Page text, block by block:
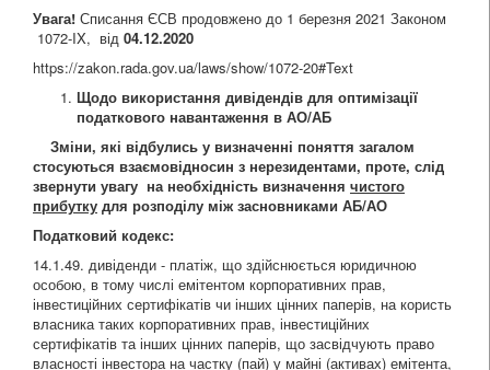
Увага! Списання ЄСВ продовжено до 1 березня 2021 Законом
1072-IX, від 04.12.2020
https://zakon.rada.gov.ua/laws/show/1072-20#Text
Щодо використання дивідендів для оптимізації
податкового навантаження в АО/АБ
Зміни, які відбулись у визначенні поняття загалом
стосуються взаємовідносин з нерезидентами, проте, слід
звернути увагу на необхідність визначення чистого
прибутку для розподілу між засновниками АБ/АО
Податковий кодекс:
14.1.49. дивіденди - платіж, що здійснюється юридичною
особою, в тому числі емітентом корпоративних прав,
інвестиційних сертифікатів чи інших цінних паперів, на користь
власника таких корпоративних прав, інвестиційних
сертифікатів та інших цінних паперів, що засвідчують право
власності інвестора на частку (пай) у майні (активах) емітента,